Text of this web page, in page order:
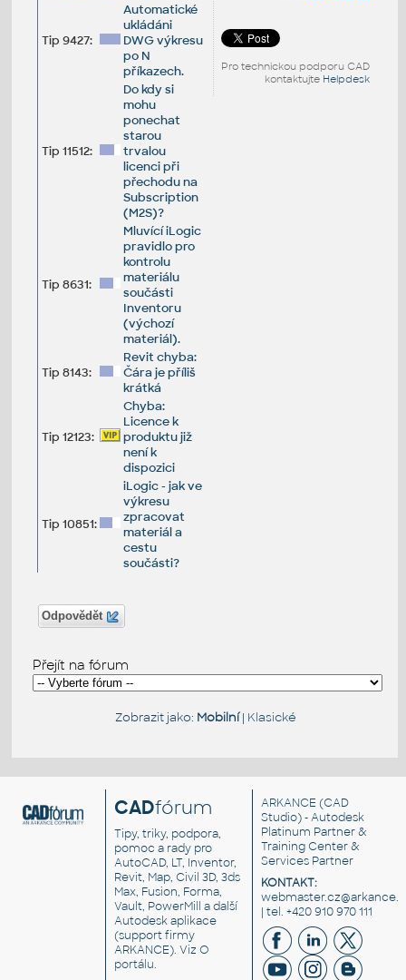
Pro technickou podporu CAD
kontaktujte Helpdesk
Tip 9427:
Automatické
ukládáni
DWG výkresu
po N
příkazech.
Tip 11512:
Do kdy si
mohu
ponechat
starou
trvalou
licenci při
přechodu na
Subscription
(M2S)?
Tip 8631:
Mluvící iLogic
pravidlo pro
kontrolu
materiálu
součásti
Inventoru
(výchozí
materiál).
Tip 8143:
Revit chyba:
Čára je příliš
krátká
Tip 12123:
Chyba:
Licence k
produktu již
není k
dispozici
Tip 10851:
iLogic - jak ve
výkresu
zpracovat
materiál a
cestu
součásti?
Odpovědět
Přejít na fórum
Zobrazit jako: Mobilní| Klasické
CADfórum
Tipy, triky, podpora,
pomoc a rady pro
AutoCAD, LT, Inventor,
Revit, Map, Civil 3D, 3ds
Max, Fusion, Forma,
Vault, PowerMill a další
Autodesk aplikace
(support firmy
ARKANCE). VizO
portálu.
ARKANCE (CAD
Studio) - Autodesk
Platinum Partner &
Training Center &
Services Partner
KONTAKT:
| tel. +420 910 970 111